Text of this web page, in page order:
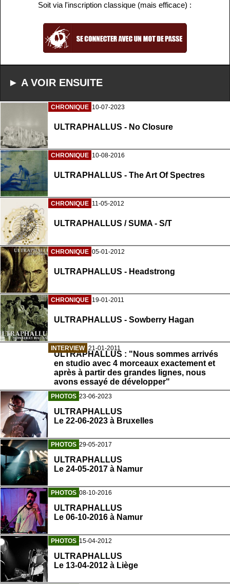
Soit via l'inscription classique (mais efficace) :
► A VOIR ENSUITE
CHRONIQUE 10-07-2023
ULTRAPHALLUS - No Closure
CHRONIQUE 10-08-2016
ULTRAPHALLUS - The Art Of Spectres
CHRONIQUE 11-05-2012
ULTRAPHALLUS / SUMA - S/T
CHRONIQUE 05-01-2012
ULTRAPHALLUS - Headstrong
CHRONIQUE 19-01-2011
ULTRAPHALLUS - Sowberry Hagan
INTERVIEW 21-01-2011
ULTRAPHALLUS : "Nous sommes arrivés
en studio avec 4 morceaux exactement et
après à partir des grandes lignes, nous
avons essayé de développer"
PHOTOS 23-06-2023
ULTRAPHALLUS
Le 22-06-2023 à Bruxelles
PHOTOS 29-05-2017
ULTRAPHALLUS
Le 24-05-2017 à Namur
PHOTOS 08-10-2016
ULTRAPHALLUS
Le 06-10-2016 à Namur
PHOTOS 15-04-2012
ULTRAPHALLUS
Le 13-04-2012 à Liège